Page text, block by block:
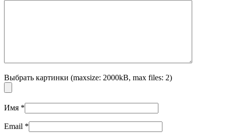
Выбрать картинки (maxsize: 2000kB, max files: 2)
Имя *
Email *